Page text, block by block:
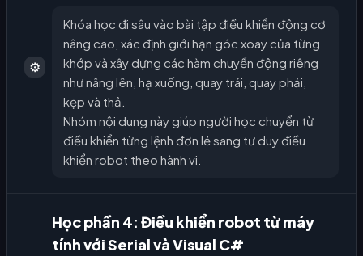
⚙️
Khóa học đi sâu vào bài tập điều khiển động cơ
nâng cao, xác định giới hạn góc xoay của từng
khớp và xây dựng các hàm chuyển động riêng
như nâng lên, hạ xuống, quay trái, quay phải,
kẹp và thả.
Nhóm nội dung này giúp người học chuyển từ
điều khiển từng lệnh đơn lẻ sang tư duy điều
khiển robot theo hành vi.
Học phần 4: Điều khiển robot từ máy
tính với Serial và Visual C#